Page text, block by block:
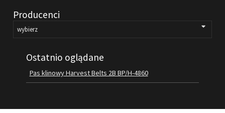
SILNIKI ELEKTRYCZNE
KONTAKT
Producenci
Ostatnio oglądane
Pas klinowy Harvest Belts 2B BP/H-4860